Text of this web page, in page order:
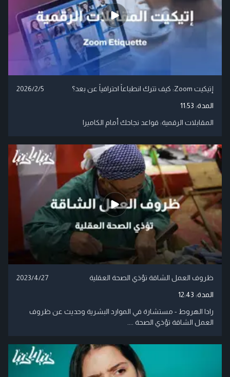
إتيكيت Zoom: كيف تترك انطباعاً احترافياً عن بعد؟ 2026/2/5
المدة: 11:53
المقابلات الرقمية: قواعد نجاحك أمام الكاميرا
ظروف العمل الشاقة تؤذي الصحة العقلية 2023/4/27
المدة: 12:43
رادا الهروط - مستشارة في الموارد البشرية وحديث عن ظروف
العمل الشاقة تؤذي الصحة ....